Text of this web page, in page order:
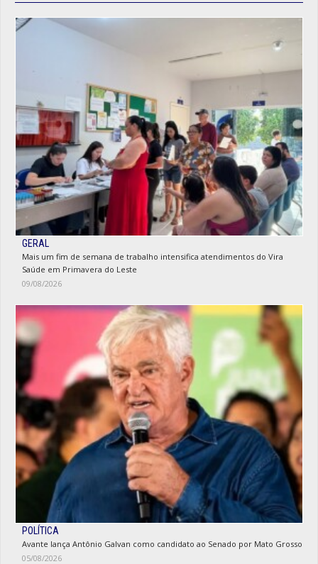
GERAL
Mais um fim de semana de trabalho intensifica atendimentos do Vira
Saúde em Primavera do Leste
09/08/2026
POLÍTICA
Avante lança Antônio Galvan como candidato ao Senado por Mato Grosso
05/08/2026